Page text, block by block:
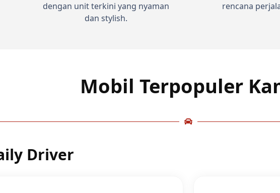
dengan unit terkini yang nyaman
dan stylish.
rencana
Mobil Terpopuler
Driver